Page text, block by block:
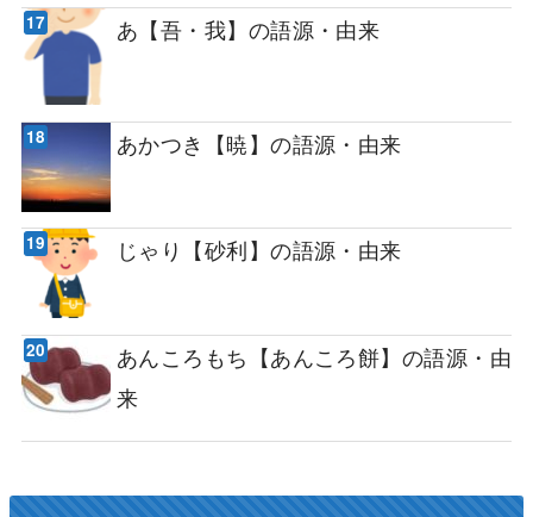
あ【吾・我】の語源・由来
あかつき【暁】の語源・由来
じゃり【砂利】の語源・由来
あんころもち【あんころ餅】の語源・由
来